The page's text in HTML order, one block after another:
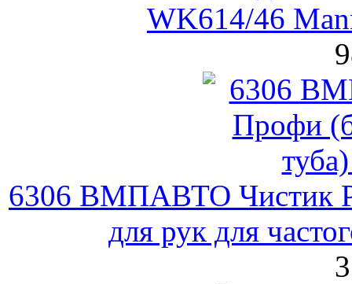
WK614/46
6306 ВМПАВТО Чистик
для рук для